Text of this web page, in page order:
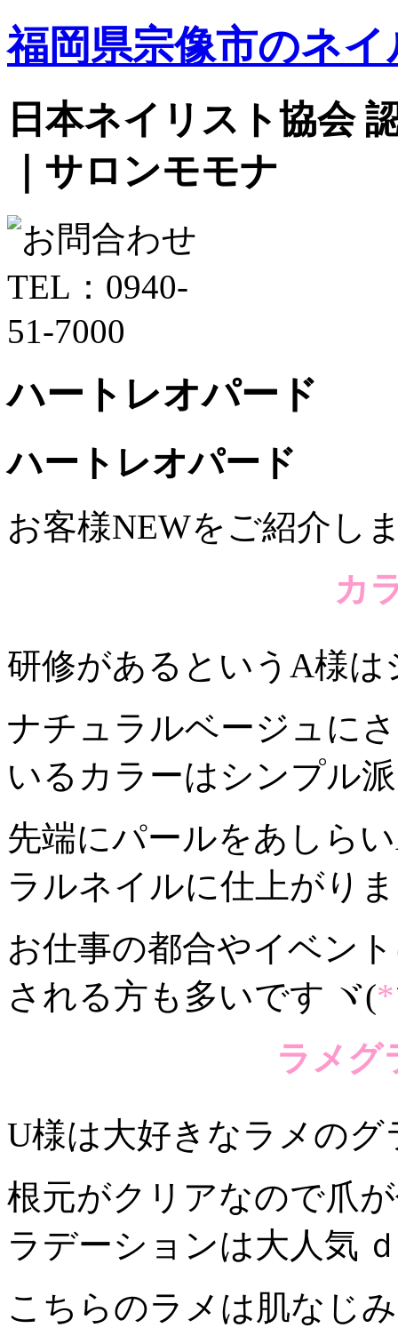
福岡県宗像市のネ
日本ネイリスト協会
｜サロンモモナ
ハートレオパード
ハートレオパード
お客様NEWをご紹介し
カ
研修があるというA様
ナチュラルベージュに
いるカラーはシンプル
先端にパールをあしら
ラルネイルに仕上がり
お仕事の都合やイベン
される方も多いです ヾ(*
ラメグ
U様は大好きなラメの
根元がクリアなので爪
ラデーションは大人気
こちらのラメは肌なじ